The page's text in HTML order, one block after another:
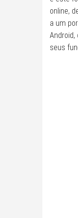
online,
a um
seus